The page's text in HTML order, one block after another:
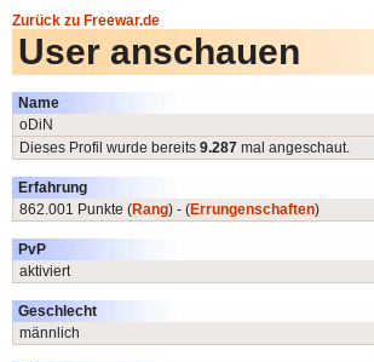
Zurück zu Freewar.de
User anschauen
Name
oDiN
Dieses Profil wurde bereits 9.287 mal angeschaut.
Erfahrung
862.001 Punkte (Rang) - (Errungenschaften)
PvP
aktiviert
Geschlecht
männlich